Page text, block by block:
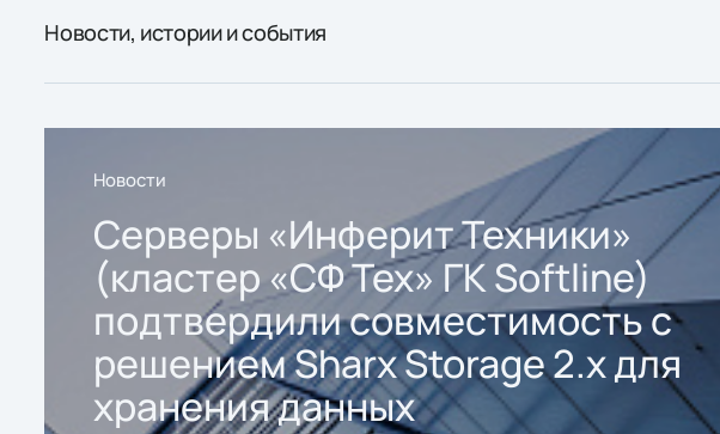
Новости, истории и события
Новости
Серверы «Инферит Техники»
(кластер «СФ Тех» ГК Softline)
подтвердили совместимость с
решением Sharx Storage 2.x для
хранения данных